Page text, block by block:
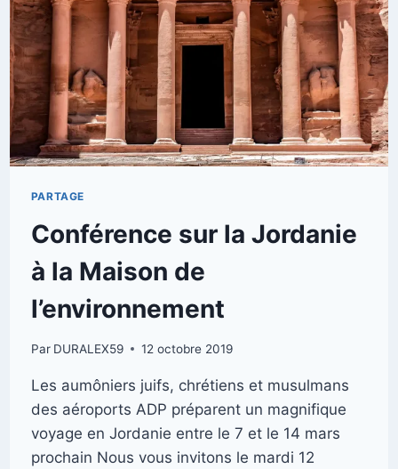
PARTAGE
Conférence sur la Jordanie
à la Maison de
l’environnement
Par DURALEX59 12 octobre 2019
Les aumôniers juifs, chrétiens et musulmans
des aéroports ADP préparent un magnifique
voyage en Jordanie entre le 7 et le 14 mars
prochain Nous vous invitons le mardi 12